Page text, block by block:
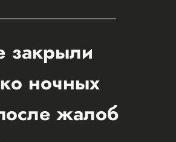
закрыли
ночных
жалоб